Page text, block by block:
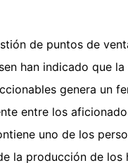
de puntos de
han indicado que
genera un
entre los
uno de los
la producción de los